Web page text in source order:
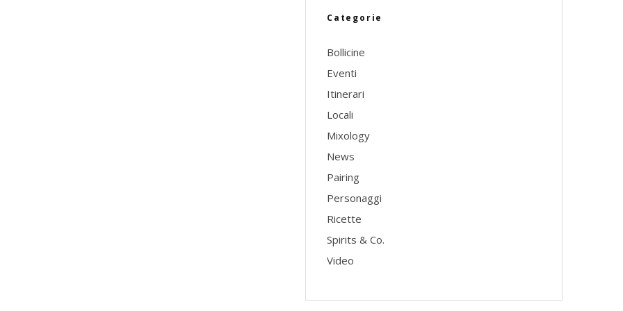
Categorie
Bollicine
Eventi
Itinerari
Locali
Mixology
News
Pairing
Personaggi
Ricette
Spirits & Co.
Video